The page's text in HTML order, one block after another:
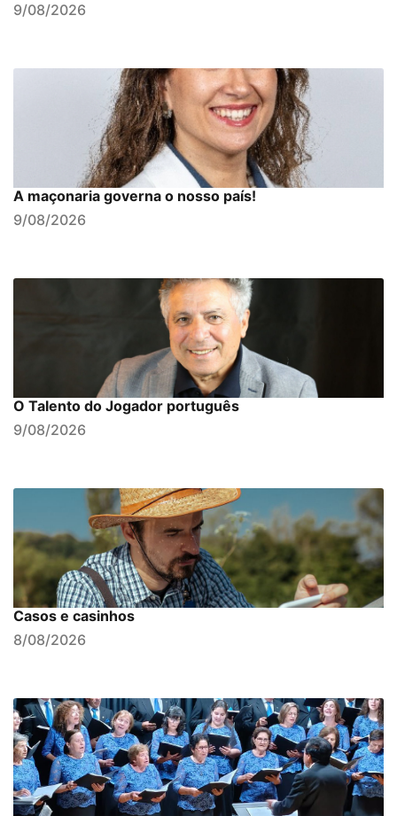
9/08/2026
A maçonaria governa o nosso país!
9/08/2026
O Talento do Jogador português
9/08/2026
Casos e casinhos
8/08/2026